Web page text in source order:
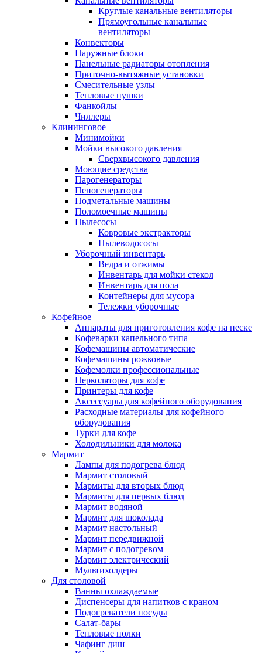
Круглые канальные вентиляторы
Прямоугольные канальные
вентиляторы
Конвекторы
Наружные блоки
Панельные радиаторы отопления
Приточно-вытяжные установки
Смесительные узлы
Тепловые пушки
Фанкойлы
Чиллеры
Клининговое
Минимойки
Мойки высокого давления
Сверхвысокого давления
Моющие средства
Парогенераторы
Пеногенераторы
Подметальные машины
Поломоечные машины
Пылесосы
Ковровые экстракторы
Пылеводососы
Уборочный инвентарь
Ведра и отжимы
Инвентарь для мойки стекол
Инвентарь для пола
Контейнеры для мусора
Тележки уборочные
Кофейное
Аппараты для приготовления кофе на песке
Кофеварки капельного типа
Кофемашины автоматические
Кофемашины рожковые
Кофемолки профессиональные
Перколяторы для кофе
Принтеры для кофе
Аксессуары для кофейного оборудования
Расходные материалы для кофейного
оборудования
Турки для кофе
Холодильники для молока
Мармит
Лампы для подогрева блюд
Мармит столовый
Мармиты для вторых блюд
Мармиты для первых блюд
Мармит водяной
Мармит для шоколада
Мармит настольный
Мармит передвижной
Мармит с подогревом
Мармит электрический
Мультихолдеры
Для столовой
Ванны охлаждаемые
Диспенсеры для напитков с краном
Подогреватели посуды
Салат-бары
Тепловые полки
Чафинг диш